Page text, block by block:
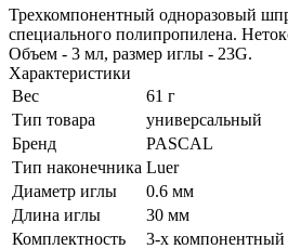
Трехкомпонентный одноразовый
специального полипропилена.
Объем - 3 мл, размер иглы - 23G.
Характеристики
Вес
61 г
Тип товара
универсальный
Бренд
PASCAL
Тип наконечника Luer
Диаметр иглы
0.6 мм
Длина иглы
30 мм
Комплектность
3-х компонентный